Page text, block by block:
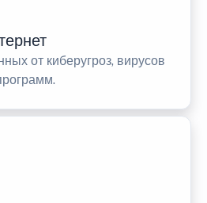
от киберугроз, вирусов